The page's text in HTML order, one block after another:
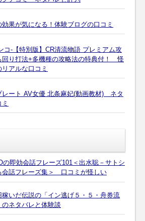
果が気になる！体験ブログの口コミ
コ-【特別版】CR清流物語 プレミアム攻
回り打法+多機種の攻略法の特典付！ 怪
アルな口コミ
レート AV女優 北条麻妃(動画教材) ネタ
の即効会話フレーズ101＜出水聡－サトシ
会話フレーズ集＞ 口コミが怪しい
いだ伝説の「イン逃げ５・５・舟券流
ネタバレと体験談